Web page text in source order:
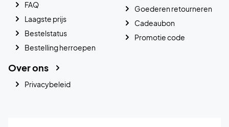
FAQ
Laagste prijs
Bestelstatus
Bestelling herroepen
Goederen retourneren
Cadeaubon
Promotie code
Over ons
Privacybeleid